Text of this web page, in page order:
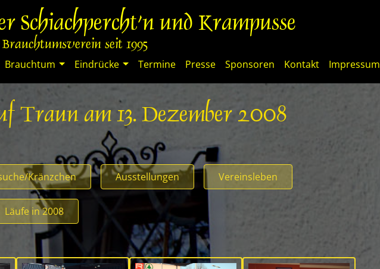
Schiachpercht'n und Krampusse
seit 1995
Brauchtum Eindrücke Termine Presse Sponsoren Kontakt Impressum
Traun am 13. Dezember 2008
Kränzchen Ausstellungen Vereinsleben
Läufe in 2008